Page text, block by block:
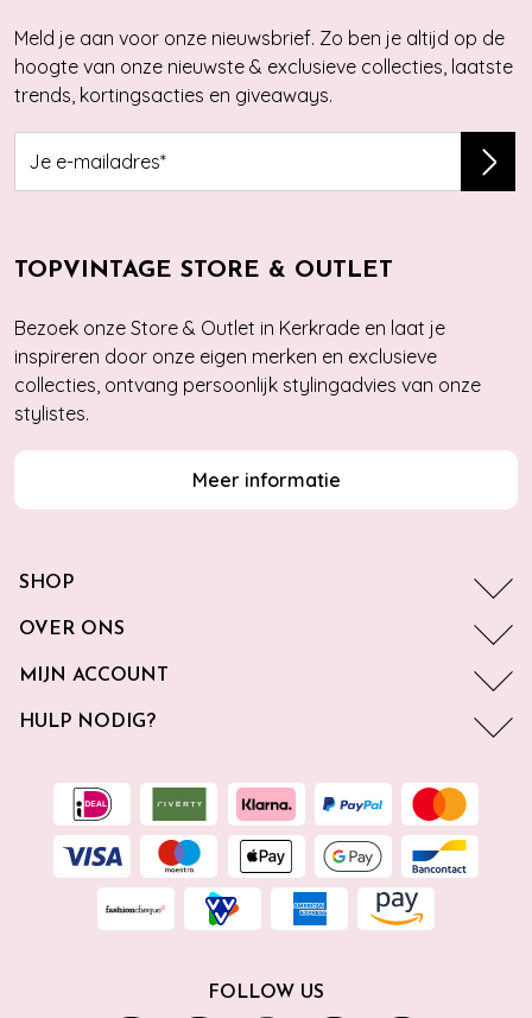
Meld je aan voor onze nieuwsbrief. Zo ben je altijd op de
hoogte van onze nieuwste & exclusieve collecties, laatste
trends, kortingsacties en giveaways.
TOPVINTAGE STORE & OUTLET
Bezoek onze Store & Outlet in Kerkrade en laat je
inspireren door onze eigen merken en exclusieve
collecties, ontvang persoonlijk stylingadvies van onze
stylistes.
Meer informatie
SHOP
OVER ONS
MIJN ACCOUNT
HULP NODIG?
FOLLOW US